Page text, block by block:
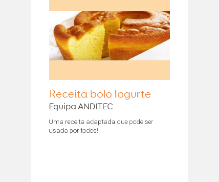
Receita bolo Iogurte
Equipa ANDITEC
Uma receita adaptada que pode ser
usada por todos!